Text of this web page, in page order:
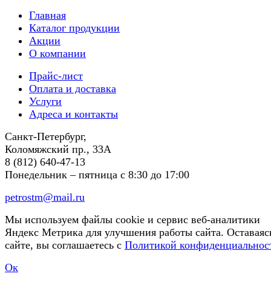
Главная
Каталог продукции
Акции
О компании
Прайс-лист
Оплата и доставка
Услуги
Адреса и контакты
Санкт-Петербург,
Коломяжский пр., 33А
8 (812) 640-47-13
Понедельник – пятница с 8:30 до 17:00
petrostm@mail.ru
Мы используем файлы cookie и сервис веб-аналитики
Яндекс Метрика для улучшения работы сайта.
сайте, вы соглашаетесь с Политикой
Ок